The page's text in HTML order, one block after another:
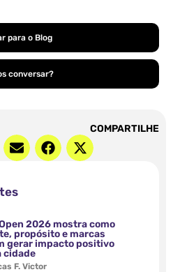
para o Blog
conversar?
COMPARTILHE
2026 mostra como
propósito e marcas
gerar impacto positivo
cidade
F. Victor